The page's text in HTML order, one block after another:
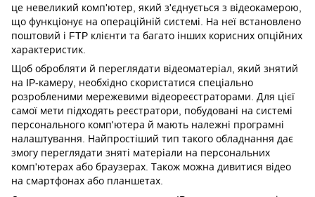
це невеликий комп'ютер, який з'єднується з відеокамерою,
що функціонує на операційній системі. На неї встановлено
поштовий і FTP клієнти та багато інших корисних опційних
характеристик.
Щоб обробляти й переглядати відеоматеріал, який знятий
на IP-камеру, необхідно скористатися спеціально
розробленими мережевими відеореєстраторами. Для цієї
самої мети підходять реєстратори, побудовані на системі
персонального комп'ютера й мають належні програмні
налаштування. Найпростіший тип такого обладнання дає
змогу переглядати зняті матеріали на персональних
комп'ютерах або браузерах. Також можна дивитися відео
на смартфонах або планшетах.